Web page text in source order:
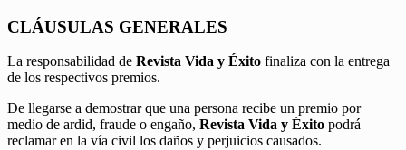
CLÁUSULAS GENERALES
La responsabilidad de Revista Vida y Éxito finaliza con la entrega
de los respectivos premios.
De llegarse a demostrar que una persona recibe un premio por
medio de ardid, fraude o engaño, Revista Vida y Éxito podrá
reclamar en la vía civil los daños y perjuicios causados.